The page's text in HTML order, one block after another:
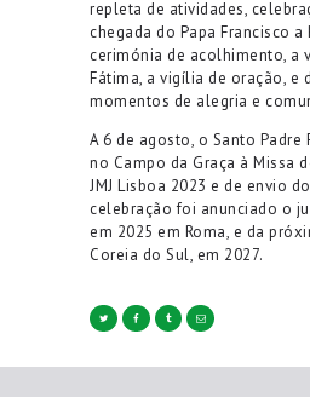
repleta de atividades,
chegada do Papa Francisco a
cerimónia de acolhimento, a
Fátima, a vigília de oração, e
momentos de alegria e
A 6 de agosto, o Santo Padre
no Campo da Graça à Missa
JMJ Lisboa 2023 e de envio
celebração foi anunciado o
em 2025 em Roma, e da
Coreia do Sul, em 2027.